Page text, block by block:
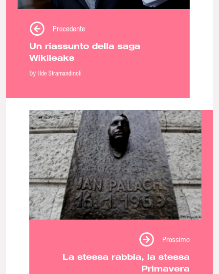
Precedente
Un riassunto della saga
Wikileaks
by Ilde Stramandinoli
Prossimo
La stessa rabbia, la stessa
Primavera